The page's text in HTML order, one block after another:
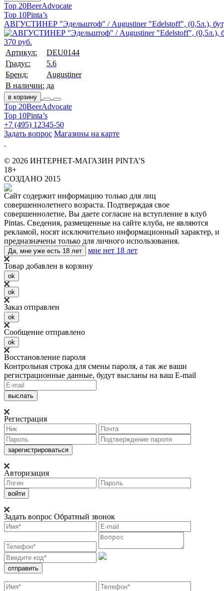
Top 20BeerAdvocate
Top 10Pinta’s
АВГУСТИНЕР "Эдельштоф" / Augustiner "Edelstoff", (0,5л.), бут,
370 руб.
Артикул:
DEU0144
Градус:
5.6
Бренд:
Augustiner
В наличии: да
в корзину
Top 20BeerAdvocate
Top 10Pinta’s
+7 (495) 12345-50
Задать вопрос Магазины на карте
© 2026 ИНТЕРНЕТ-МАГАЗИН PINTA’S
18+
СОЗДАНО 2015
Сайт содержит информацию только для лиц
совершеннолетнего возраста. Подтверждая свое
совершеннолетие, Вы даете согласие на вступление в клуб
Pintas. Сведения, размещенные на сайте клуба, не являются
рекламой, носят исключительно информационный характер, и
предназначены только для личного использования.
Да, мне уже есть 18 лет
мне нет 18 лет
Товар добавлен в корзину
ok
ok
Заказ отправлен
ok
Сообщение отправлено
ok
Восстановление пароля
Контрольная строка для смены пароля, а так же ваши
регистрационные данные, будут высланы на ваш E-mail
Регистрация
Авторизация
Задать вопрос Обратный звонок